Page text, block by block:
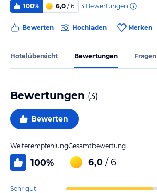
100% 6,0 / 6 3 Bewertungen
Bewerten Hochladen Merken
Hotelübersicht Bewertungen Fragen
Bewertungen (3)
Bewerten
Weiterempfehlung
100%
Gesamtbewertung
6,0 / 6
Sehr gut